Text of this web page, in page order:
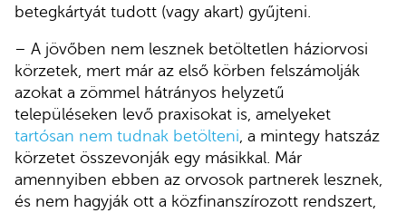
betegkártyát tudott (vagy akart) gyűjteni.
– A jövőben nem lesznek betöltetlen háziorvosi
körzetek, mert már az első körben felszámolják
azokat a zömmel hátrányos helyzetű
településeken levő praxisokat is, amelyeket
tartósan nem tudnak betölteni, a mintegy hatszáz
körzetet összevonják egy másikkal. Már
amennyiben ebben az orvosok partnerek lesznek,
és nem hagyják ott a közfinanszírozott rendszert,